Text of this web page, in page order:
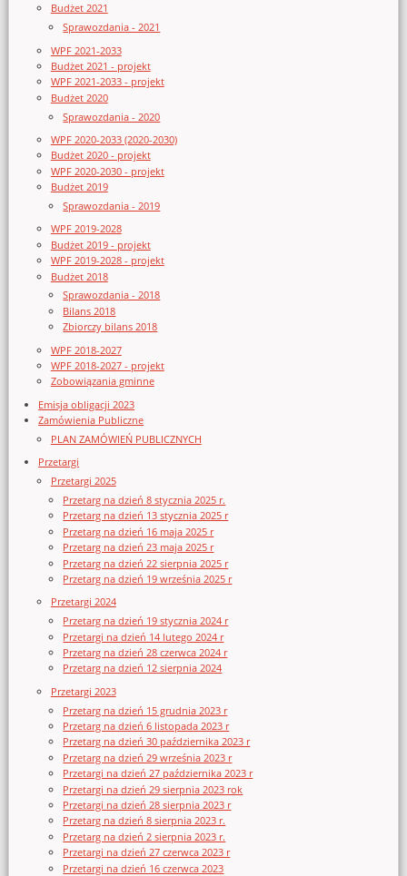
Budżet 2021
Sprawozdania - 2021
WPF 2021-2033
Budżet 2021 - projekt
WPF 2021-2033 - projekt
Budżet 2020
Sprawozdania - 2020
WPF 2020-2033 (2020-2030)
Budżet 2020 - projekt
WPF 2020-2030 - projekt
Budżet 2019
Sprawozdania - 2019
WPF 2019-2028
Budżet 2019 - projekt
WPF 2019-2028 - projekt
Budżet 2018
Sprawozdania - 2018
Bilans 2018
Zbiorczy bilans 2018
WPF 2018-2027
WPF 2018-2027 - projekt
Zobowiązania gminne
Emisja obligacji 2023
Zamówienia Publiczne
PLAN ZAMÓWIEŃ PUBLICZNYCH
Przetargi
Przetargi 2025
Przetarg na dzień 8 stycznia 2025 r.
Przetarg na dzień 13 stycznia 2025 r
Przetarg na dzień 16 maja 2025 r
Przetarg na dzień 23 maja 2025 r
Przetarg na dzień 22 sierpnia 2025 r
Przetarg na dzień 19 września 2025 r
Przetargi 2024
Przetarg na dzień 19 stycznia 2024 r
Przetargi na dzień 14 lutego 2024 r
Przetarg na dzień 28 czerwca 2024 r
Przetarg na dzień 12 sierpnia 2024
Przetargi 2023
Przetarg na dzień 15 grudnia 2023 r
Przetarg na dzień 6 listopada 2023 r
Przetarg na dzień 30 października 2023 r
Przetarg na dzień 29 września 2023 r
Przetargi na dzień 27 października 2023 r
Przetargi na dzień 29 sierpnia 2023 rok
Przetargi na dzień 28 sierpnia 2023 r
Przetarg na dzień 8 sierpnia 2023 r.
Przetarg na dzień 2 sierpnia 2023 r.
Przetargi na dzień 27 czerwca 2023 r
Przetargi na dzień 16 czerwca 2023